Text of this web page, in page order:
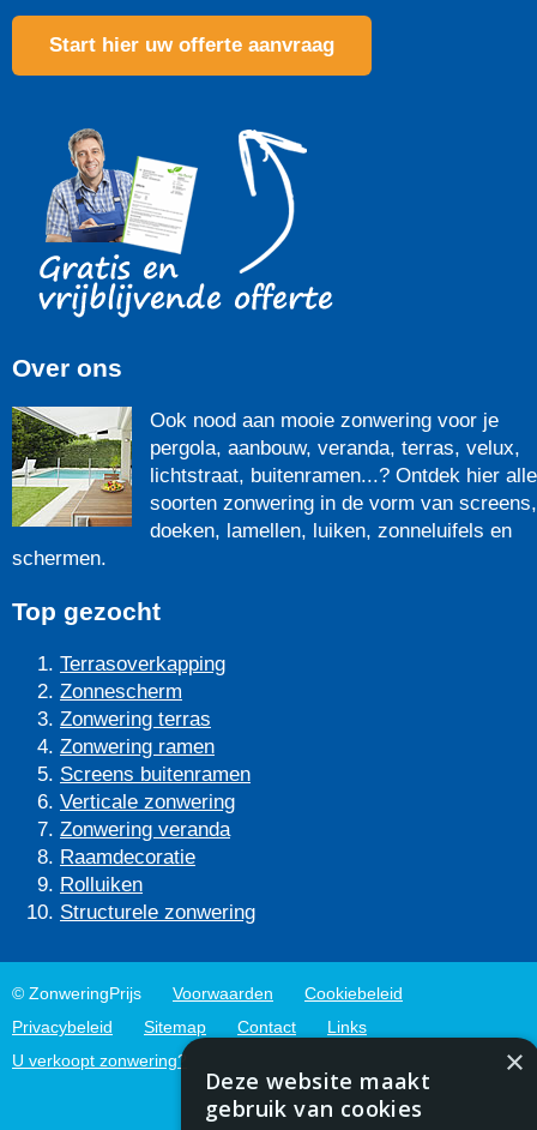
Start hier uw offerte aanvraag
Over ons
Ook nood aan mooie zonwering voor je
pergola, aanbouw, veranda, terras, velux,
lichtstraat, buitenramen...? Ontdek hier alle
soorten zonwering in de vorm van screens,
doeken, lamellen, luiken, zonneluifels en
schermen.
Top gezocht
Terrasoverkapping
Zonnescherm
Zonwering terras
Zonwering ramen
Screens buitenramen
Verticale zonwering
Zonwering veranda
Raamdecoratie
Rolluiken
Structurele zonwering
© ZonweringPrijs Voorwaarden
Cookiebeleid
Privacybeleid
Sitemap Contact
Links
U verkoopt zonwering?
×
Deze website maakt
gebruik van cookies